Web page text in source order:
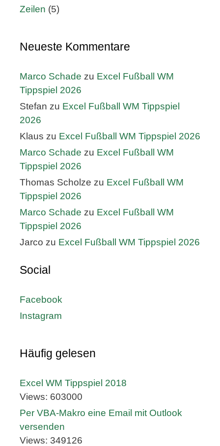
Zeilen (5)
Neueste Kommentare
Marco Schade zu Excel Fußball WM
Tippspiel 2026
Stefan zu Excel Fußball WM Tippspiel
2026
Klaus zu Excel Fußball WM Tippspiel 2026
Marco Schade zu Excel Fußball WM
Tippspiel 2026
Thomas Scholze zu Excel Fußball WM
Tippspiel 2026
Marco Schade zu Excel Fußball WM
Tippspiel 2026
Jarco zu Excel Fußball WM Tippspiel 2026
Social
Facebook
Instagram
Häufig gelesen
Excel WM Tippspiel 2018
Views: 603000
Per VBA-Makro eine Email mit Outlook
versenden
Views: 349126